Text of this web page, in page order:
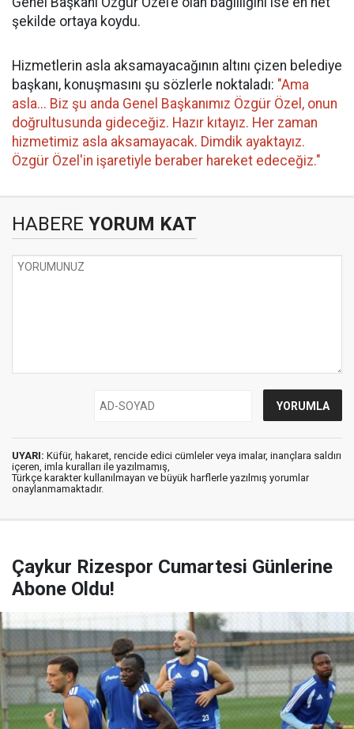
şekilde ortaya koydu.
Hizmetlerin asla aksamayacağının altını çizen belediye
başkanı, konuşmasını şu sözlerle noktaladı: "Ama
asla... Biz şu anda Genel Başkanımız Özgür Özel, onun
doğrultusunda gideceğiz. Hazır kıtayız. Her zaman
hizmetimiz asla aksamayacak. Dimdik ayaktayız.
Özgür Özel'in işaretiyle beraber hareket edeceğiz."
HABERE YORUM KAT
UYARI: Küfür, hakaret, rencide edici cümleler veya imalar, inançlara saldırı
içeren, imla kuralları ile yazılmamış,
Türkçe karakter kullanılmayan ve büyük harflerle yazılmış yorumlar
onaylanmamaktadır.
Çaykur Rizespor Cumartesi Günlerine
Abone Oldu!